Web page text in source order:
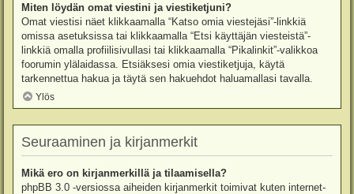
Miten löydän omat viestini ja viestiketjuni?
Omat viestisi näet klikkaamalla “Katso omia viestejäsi”-linkkiä
omissa asetuksissa tai klikkaamalla “Etsi käyttäjän viesteistä”-
linkkiä omalla profiilisivullasi tai klikkaamalla “Pikalinkit”-valikkoa
foorumin ylälaidassa. Etsiäksesi omia viestiketjuja, käytä
tarkennettua hakua ja täytä sen hakuehdot haluamallasi tavalla.
Ylös
Seuraaminen ja kirjanmerkit
Mikä ero on kirjanmerkillä ja tilaamisella?
phpBB 3.0 -versiossa aiheiden kirjanmerkit toimivat kuten internet-